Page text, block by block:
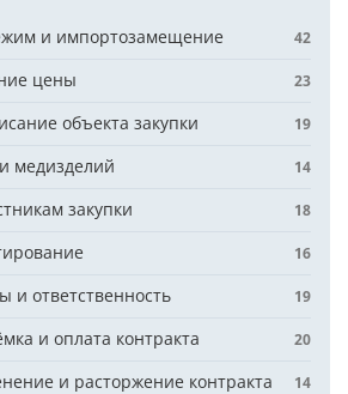
и импортозамещение 42
цены 23
объекта закупки 19
медизделий 14
закупки 18
16
и ответственность 19
и оплата контракта 20
и расторжение контракта 14